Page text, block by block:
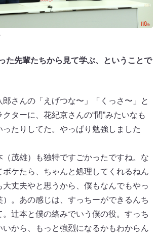
た先輩たちから見て学ぶ、ということで
さんの「えげつな〜」「くっさ〜」と
ターに、花紀京さんの“間”みたいなも
たりしてた。やっぱり勉強しました
（茂雄）も独特ですごかったですね。な
ボケたら、ちゃんと処理してくれるねん
大丈夫やと思うから、僕もなんでもやっ
）。あの感じは、すっちーができるんち
。辻本と僕の絡みでいう僕の役。すっち
いから、もっと強烈になるかもわからん